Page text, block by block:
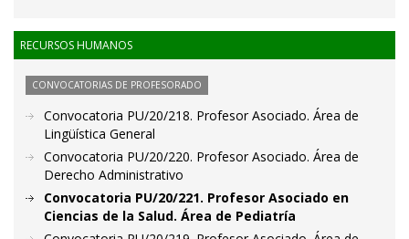
RECURSOS HUMANOS
CONVOCATORIAS DE PROFESORADO
Convocatoria PU/20/218. Profesor Asociado. Área de
Lingüística General
Convocatoria PU/20/220. Profesor Asociado. Área de
Derecho Administrativo
Convocatoria PU/20/221. Profesor Asociado en
Ciencias de la Salud. Área de Pediatría